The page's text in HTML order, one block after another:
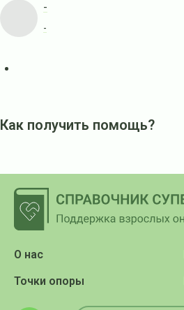
-
-
Как получить помощь?
О нас
Точки опоры